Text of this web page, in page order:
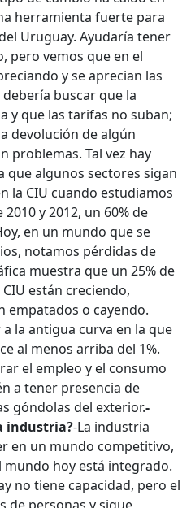
herramienta fuerte para
Uruguay. Ayudaría tener
pero vemos que en el
y se aprecian las
buscar que la
y que las tarifas no suban;
devolución de algún
problemas. Tal vez hay
que algunos sectores sigan
la CIU cuando estudiamos
y 2012, un 60% de
en un mundo que se
notamos pérdidas de
muestra que un 25% de
están creciendo,
empatados o cayendo.
la antigua curva en la que
al menos arriba del 1%.
el empleo y el consumo
a tener presencia de
góndolas del exterior.-
industria?-La industria
en un mundo competitivo,
hoy está integrado.
no tiene capacidad, pero el